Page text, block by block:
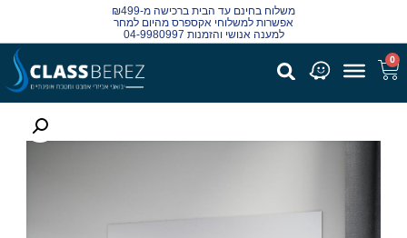
משלוח בחינם עד הבית ברכישה מ-₪499
אפשרות למשלוחי אקספרס מהיום למחר
למענה אנושי והזמנות 04-9980997
0